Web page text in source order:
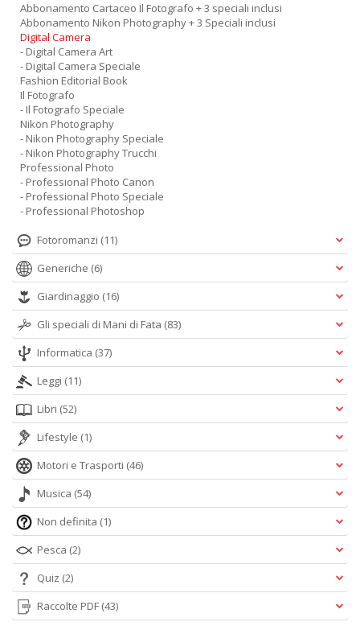
Abbonamento Cartaceo Il Fotografo + 3 speciali inclusi
Abbonamento Nikon Photography + 3 Speciali inclusi
Digital Camera
- Digital Camera Art
- Digital Camera Speciale
Fashion Editorial Book
Il Fotografo
- Il Fotografo Speciale
Nikon Photography
- Nikon Photography Speciale
- Nikon Photography Trucchi
Professional Photo
- Professional Photo Canon
- Professional Photo Speciale
- Professional Photoshop
Fotoromanzi (11)
Generiche (6)
Giardinaggio (16)
Gli speciali di Mani di Fata (83)
Informatica (37)
Leggi (11)
Libri (52)
Lifestyle (1)
Motori e Trasporti (46)
Musica (54)
Non definita (1)
Pesca (2)
Quiz (2)
Raccolte PDF (43)